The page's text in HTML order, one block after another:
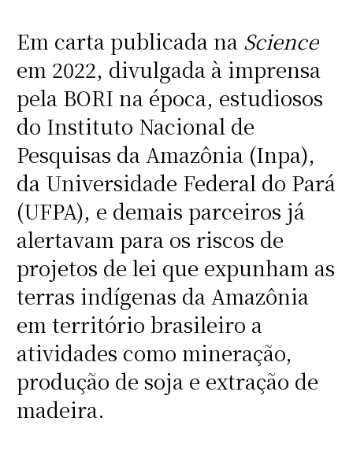
Em carta publicada na Science
em 2022, divulgada à imprensa
pela BORI na época, estudiosos
do Instituto Nacional de
Pesquisas da Amazônia (Inpa),
da Universidade Federal do Pará
(UFPA), e demais parceiros já
alertavam para os riscos de
projetos de lei que expunham as
terras indígenas da Amazônia
em território brasileiro a
atividades como mineração,
produção de soja e extração de
madeira.